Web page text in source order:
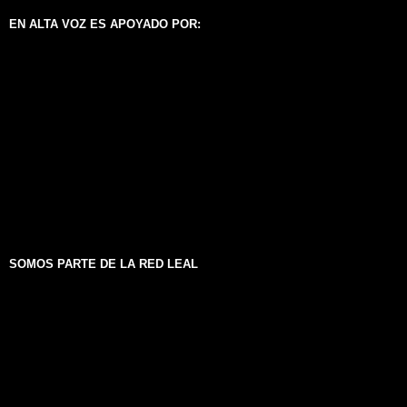
EN ALTA VOZ ES APOYADO POR:
SOMOS PARTE DE LA RED LEAL